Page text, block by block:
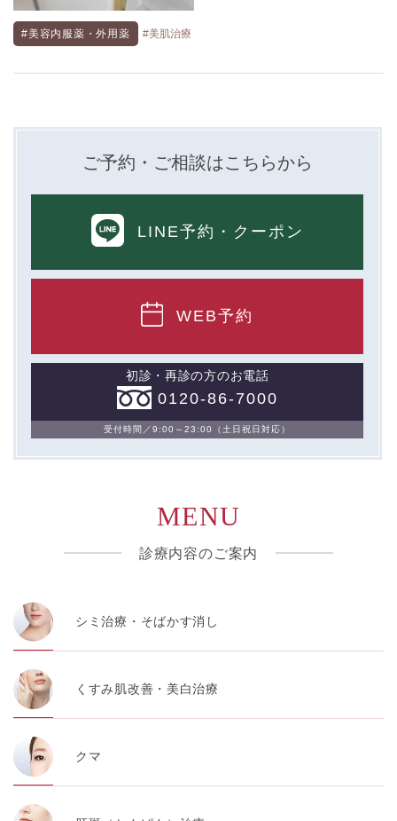
#美容内服薬・外用薬 #美肌治療
ご予約・ご相談はこちらから
LINE予約 ・クーポン
WEB予約
初診・再診の方のお電話
0120-86-7000
受付時間／9:00～23:00（土日祝日対応）
MENU
診療内容のご案内
シミ治療・そばかす消し
くすみ肌改善・美白治療
クマ